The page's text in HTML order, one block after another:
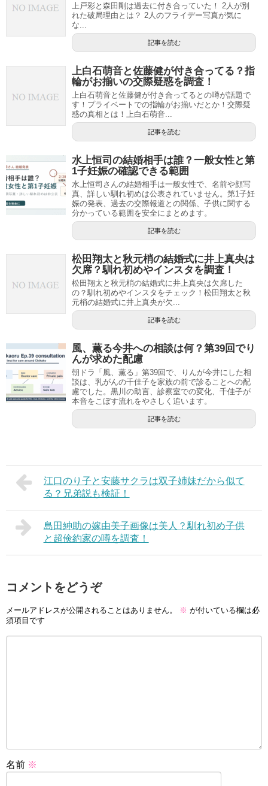
上戸彩と森田剛は過去に付き合っていた！ 2人が別
れた破局理由とは？ 2人のフライデー写真が気に
な...
記事を読む
上白石萌音と佐藤健が付き合ってる？指
輪がお揃いの交際疑惑を調査！
上白石萌音と佐藤健が付き合ってるとの噂が話題で
す！プライベートでの指輪がお揃いだとか！交際疑
惑の真相とは！上白石萌音...
記事を読む
水上恒司の結婚相手は誰？一般女性と第
1子妊娠の確認できる範囲
水上恒司さんの結婚相手は一般女性で、名前や顔写
真、詳しい馴れ初めは公表されていません。第1子妊
娠の発表、過去の交際報道との関係、子供に関する
分かっている範囲を安全にまとめます。
記事を読む
松田翔太と秋元梢の結婚式に井上真央は
欠席？馴れ初めやインスタを調査！
松田翔太と秋元梢の結婚式に井上真央は欠席した
の？馴れ初めやインスタをチェック！松田翔太と秋
元梢の結婚式に井上真央が欠...
記事を読む
風、薫る今井への相談は何？第39回でり
んが求めた配慮
朝ドラ「風、薫る」第39回で、りんが今井にした相
談は、乳がんの千佳子を家族の前で診ることへの配
慮でした。黒川の助言、診察室での変化、千佳子が
本音をこぼす流れをやさしく追います。
記事を読む
江口のり子と安藤サクラは双子姉妹だから似て
る？兄弟説も検証！
島田紳助の嫁由美子画像は美人？馴れ初め子供
と超倹約家の噂を調査！
コメントをどうぞ
メールアドレスが公開されることはありません。 ※ が付いている欄は必
須項目です
名前 ※